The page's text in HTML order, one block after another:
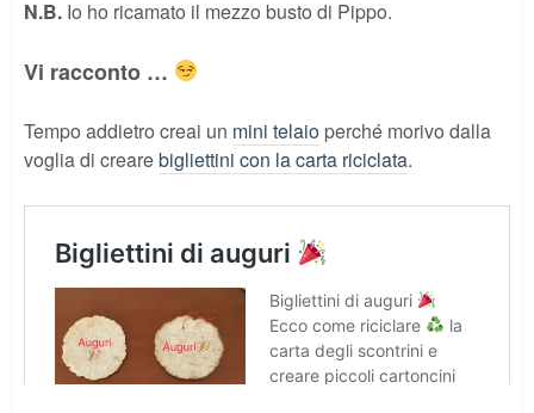
N.B. Io ho ricamato il mezzo busto di Pippo.
Vi racconto …
Tempo addietro creai un mini telaio perché morivo dalla
voglia di crearebigliettini con la carta riciclata.